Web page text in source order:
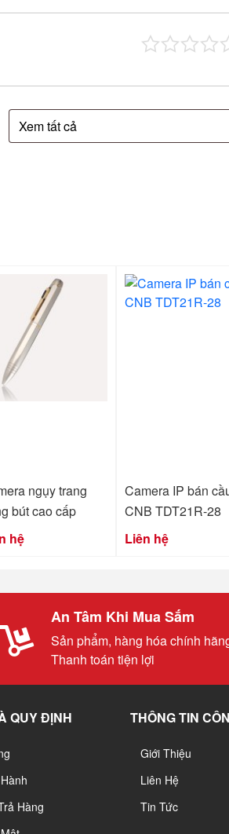
ngụy trang
bút cao cấp
hệ
Camera IP bán
CNB TDT21R-28
Liên hệ
An Tâm Khi Mua Sắm
Sản phẩm, hàng hóa chính
Thanh toán tiện lợi
QUY ĐỊNH
Hàng
THÔNG TIN
Giới Thiệu
Liên Hệ
Tin Tức